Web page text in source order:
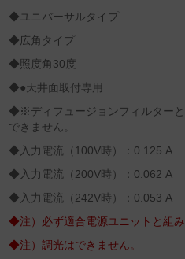
◆ユニバーサルタイプ
◆広角タイプ
◆照度角30度
◆●天井面取付専用
◆※ディフュージョンフィルター
できません。
◆入力電流（100V時）：0.125 A
◆入力電流（200V時）：0.062 A
◆入力電流（242V時）：0.053 A
◆注）必ず適合電源ユニットと組み
◆注）調光はできません。